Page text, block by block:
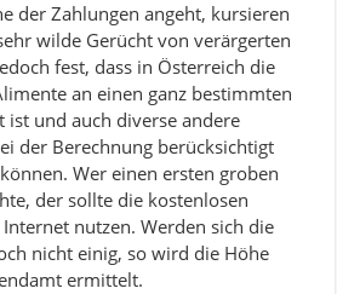
der Zahlungen angeht, kursieren
wilde Gerücht von verärgerten
fest, dass in Österreich die
an einen ganz bestimmten
ist und auch diverse andere
der Berechnung berücksichtigt
Wer einen ersten groben
der sollte die kostenlosen
nutzen. Werden sich die
nicht einig, so wird die Höhe
ermittelt.